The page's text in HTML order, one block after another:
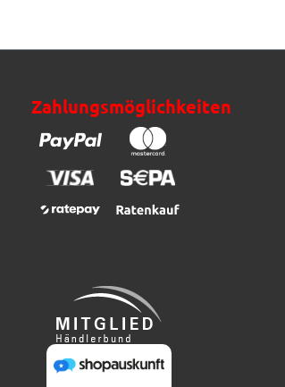
Zahlungsmöglichkeiten